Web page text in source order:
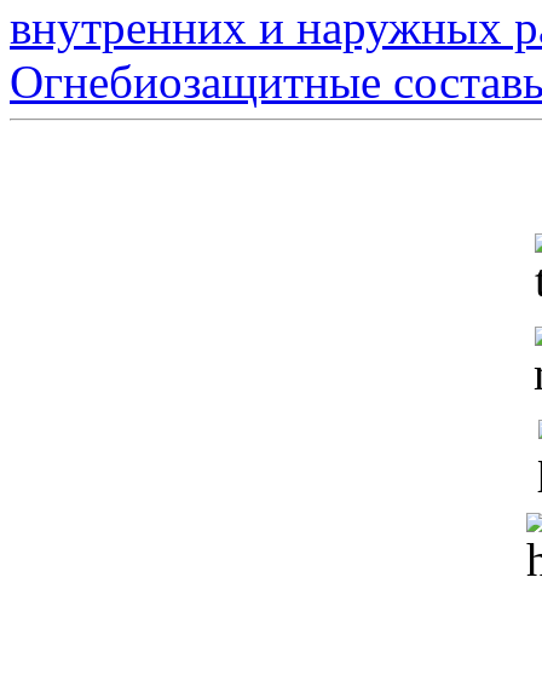
внутренних и наружных
Огнебиозащитные